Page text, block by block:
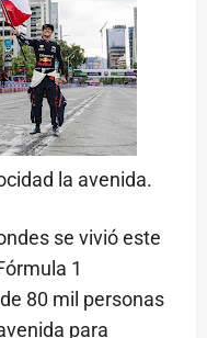
la avenida.
se vivió este
1
80 mil personas
para